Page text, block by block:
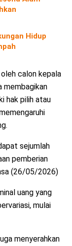
Hidup
calon kepala
membagikan
hak pilih atau
sejumlah
pemberian
(26/05/2026)
uang yang
mulai
menyerahkan